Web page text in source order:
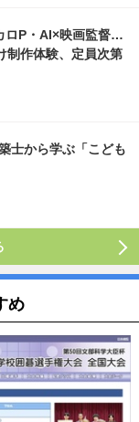
ロP・AI×映画監督…
制作体験、定員次第
士から学ぶ「こども
め